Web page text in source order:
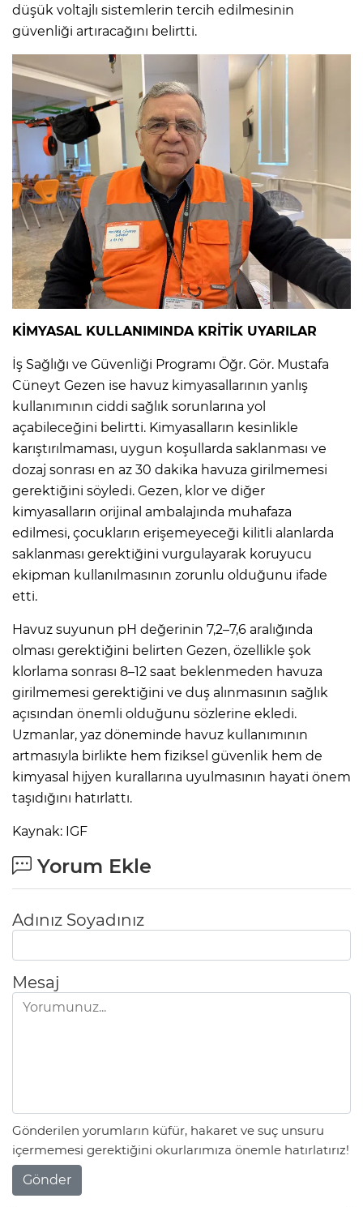
düşük voltajlı sistemlerin tercih edilmesinin
güvenliği artıracağını belirtti.
KİMYASAL KULLANIMINDA KRİTİK UYARILAR
İş Sağlığı ve Güvenliği Programı Öğr. Gör. Mustafa
Cüneyt Gezen ise havuz kimyasallarının yanlış
kullanımının ciddi sağlık sorunlarına yol
açabileceğini belirtti. Kimyasalların kesinlikle
karıştırılmaması, uygun koşullarda saklanması ve
dozaj sonrası en az 30 dakika havuza girilmemesi
gerektiğini söyledi. Gezen, klor ve diğer
kimyasalların orijinal ambalajında muhafaza
edilmesi, çocukların erişemeyeceği kilitli alanlarda
saklanması gerektiğini vurgulayarak koruyucu
ekipman kullanılmasının zorunlu olduğunu ifade
etti.
Havuz suyunun pH değerinin 7,2–7,6 aralığında
olması gerektiğini belirten Gezen, özellikle şok
klorlama sonrası 8–12 saat beklenmeden havuza
girilmemesi gerektiğini ve duş alınmasının sağlık
açısından önemli olduğunu sözlerine ekledi.
Uzmanlar, yaz döneminde havuz kullanımının
artmasıyla birlikte hem fiziksel güvenlik hem de
kimyasal hijyen kurallarına uyulmasının hayati önem
taşıdığını hatırlattı.
Kaynak: IGF
Yorum Ekle
Adınız Soyadınız
Mesaj
Gönderilen yorumların küfür, hakaret ve suç unsuru
içermemesi gerektiğini okurlarımıza önemle hatırlatırız!
Gönder